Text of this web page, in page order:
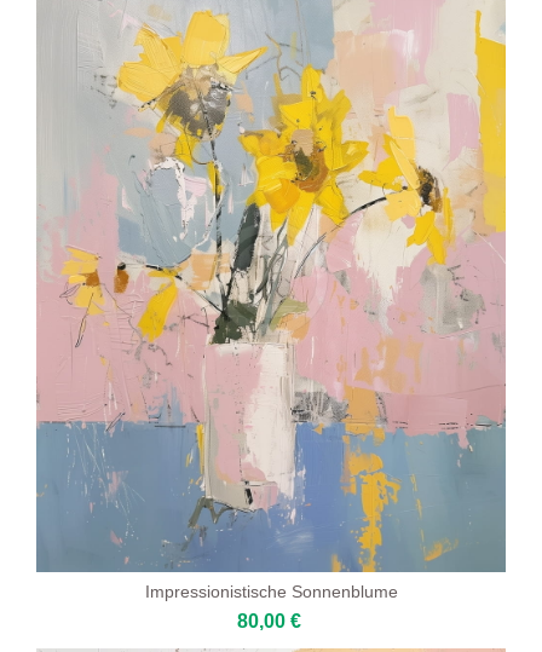
Impressionistische Sonnenblume
80,00 €